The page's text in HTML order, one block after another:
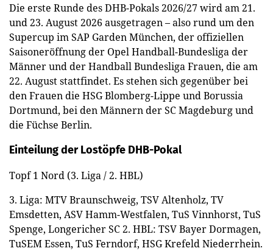
Die erste Runde des DHB-Pokals 2026/27 wird am 21.
und 23. August 2026 ausgetragen – also rund um den
Supercup im SAP Garden München, der offiziellen
Saisoneröffnung der Opel Handball-Bundesliga der
Männer und der Handball Bundesliga Frauen, die am
22. August stattfindet. Es stehen sich gegenüber bei
den Frauen die HSG Blomberg-Lippe und Borussia
Dortmund, bei den Männern der SC Magdeburg und
die Füchse Berlin.
Einteilung der Lostöpfe DHB-Pokal
Topf 1 Nord (3. Liga / 2. HBL)
3. Liga: MTV Braunschweig, TSV Altenholz, TV
Emsdetten, ASV Hamm-Westfalen, TuS Vinnhorst, TuS
Spenge, Longericher SC 2. HBL: TSV Bayer Dormagen,
TuSEM Essen, TuS Ferndorf, HSG Krefeld Niederrhein.